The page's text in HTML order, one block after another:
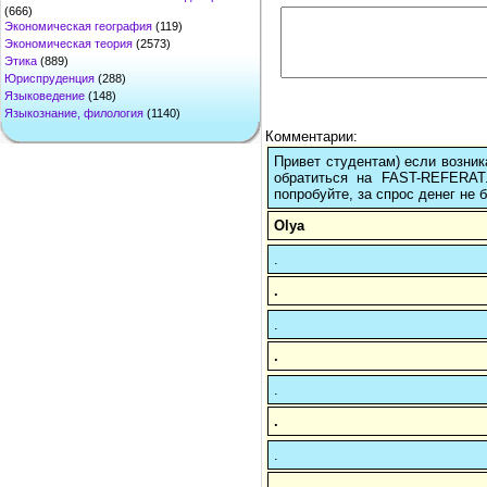
(666)
Экономическая география (119)
Экономическая теория (2573)
Этика (889)
Юриспруденция (288)
Языковедение (148)
Языкознание, филология (1140)
Комментарии:
Привет студентам) если
обратиться на FAST-
попробуйте, за спрос денег не
Olya
.
.
.